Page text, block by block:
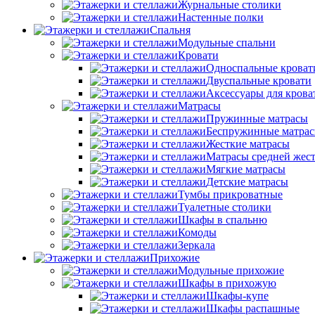
Журнальные столики
Настенные полки
Спальня
Модульные спальни
Кровати
Односпальные
Двуспальные кровати
Аксессуары для
Матрасы
Пружинные матрасы
Беспружинные
Жесткие матрасы
Матрасы средней
Мягкие матрасы
Детские матрасы
Тумбы прикроватные
Туалетные столики
Шкафы в спальню
Комоды
Зеркала
Прихожие
Модульные прихожие
Шкафы в прихожую
Шкафы-купе
Шкафы распашные